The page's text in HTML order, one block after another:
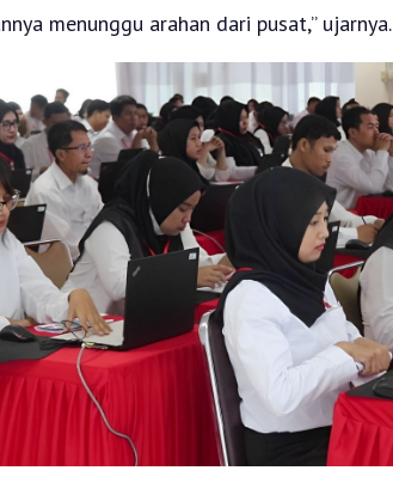
menunggu arahan dari pusat,” ujarnya.